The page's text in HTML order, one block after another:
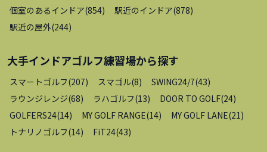
個室のあるインドア(854) 駅近のインドア(878)
駅近の屋外(244)
大手インドアゴルフ練習場から探す
スマートゴルフ(207) スマゴル(8) SWING24/7(43)
ラウンジレンジ(68) ラハゴルフ(13) DOOR TO GOLF(24)
GOLFERS24(14) MY GOLF RANGE(14) MY GOLF LANE(21 )
トナリノゴルフ(14) FiT24(43)